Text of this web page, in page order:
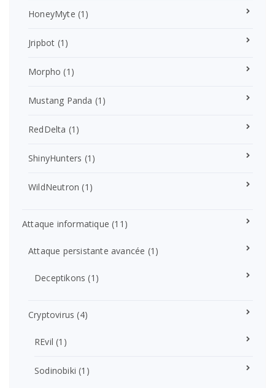
HoneyMyte (1)
Jripbot (1)
Morpho (1)
Mustang Panda (1)
RedDelta (1)
ShinyHunters (1)
WildNeutron (1)
Attaque informatique (11)
Attaque persistante avancée (1)
Deceptikons (1)
Cryptovirus (4)
REvil (1)
Sodinobiki (1)